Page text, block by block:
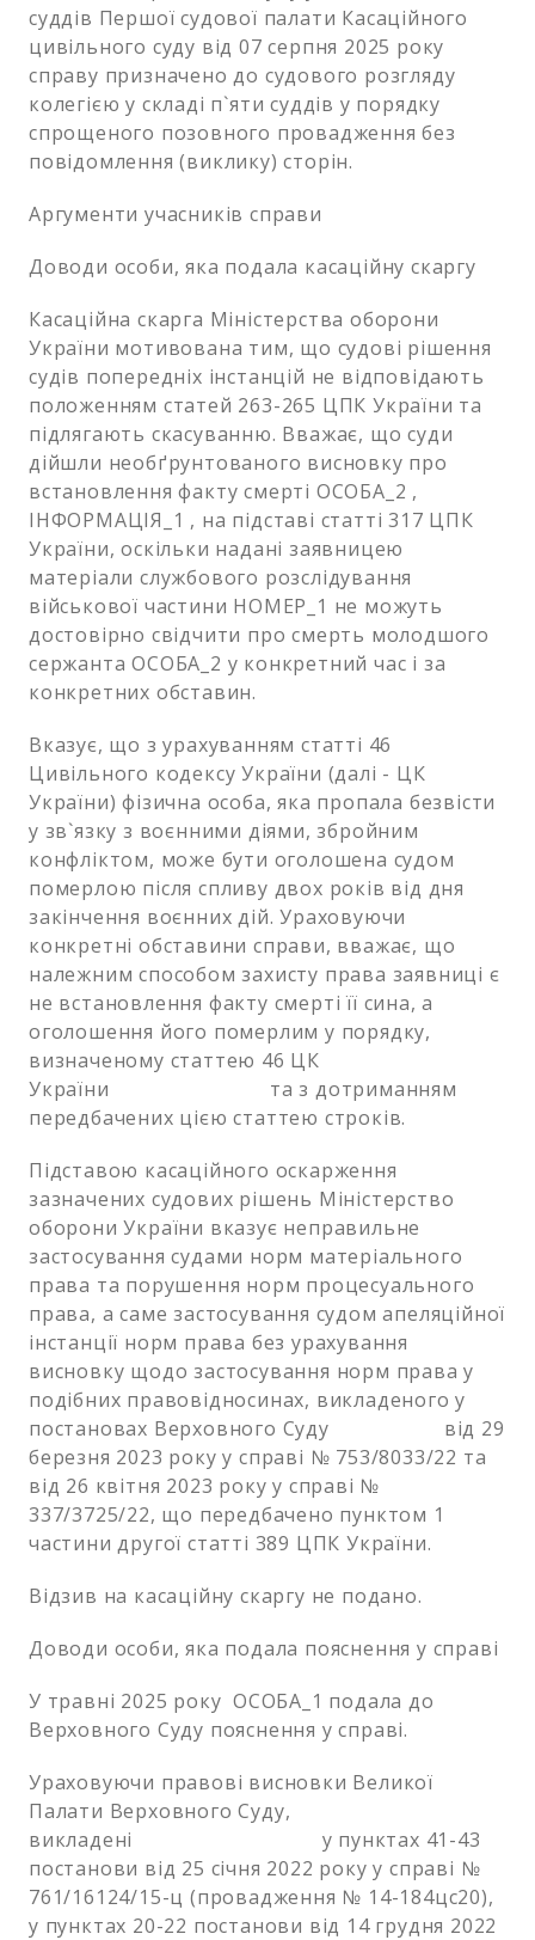
суддів Першої судової палати Касаційного
цивільного суду від 07 серпня 2025 року
справу призначено до судового розгляду
колегією у складі п`яти суддів у порядку
спрощеного позовного провадження без
повідомлення (виклику) сторін.
Аргументи учасників справи
Доводи особи, яка подала касаційну скаргу
Касаційна скарга Міністерства оборони
України мотивована тим, що судові рішення
судів попередніх інстанцій не відповідають
положенням статей 263-265 ЦПК України та
підлягають скасуванню. Вважає, що суди
дійшли необґрунтованого висновку про
встановлення факту смерті ОСОБА_2 ,
ІНФОРМАЦІЯ_1 , на підставі статті 317 ЦПК
України, оскільки надані заявницею
матеріали службового розслідування
військової частини НОМЕР_1 не можуть
достовірно свідчити про смерть молодшого
сержанта ОСОБА_2 у конкретний час і за
конкретних обставин.
Вказує, що з урахуванням статті 46
Цивільного кодексу України (далі - ЦК
України) фізична особа, яка пропала безвісти
у зв`язку з воєнними діями, збройним
конфліктом, може бути оголошена судом
померлою після спливу двох років від дня
закінчення воєнних дій. Ураховуючи
конкретні обставини справи, вважає, що
належним способом захисту права заявниці є
не встановлення факту смерті її сина, а
оголошення його померлим у порядку,
визначеному статтею 46 ЦК
України та з дотриманням
передбачених цією статтею строків.
Підставою касаційного оскарження
зазначених судових рішень Міністерство
оборони України вказує неправильне
застосування судами норм матеріального
права та порушення норм процесуального
права, а саме застосування судом апеляційної
інстанції норм права без урахування
висновку щодо застосування норм права у
подібних правовідносинах, викладеного у
постановах Верховного Суду від 29
березня 2023 року у справі № 753/8033/22 та
від 26 квітня 2023 року у справі №
337/3725/22, що передбачено пунктом 1
частини другої статті 389 ЦПК України.
Відзив на касаційну скаргу не подано.
Доводи особи, яка подала пояснення у справі
У травні 2025 року ОСОБА_1 подала до
Верховного Суду пояснення у справі.
Ураховуючи правові висновки Великої
Палати Верховного Суду,
викладені у пунктах 41-43
постанови від 25 січня 2022 року у справі №
761/16124/15-ц (провадження № 14-184цс20),
у пунктах 20-22 постанови від 14 грудня 2022